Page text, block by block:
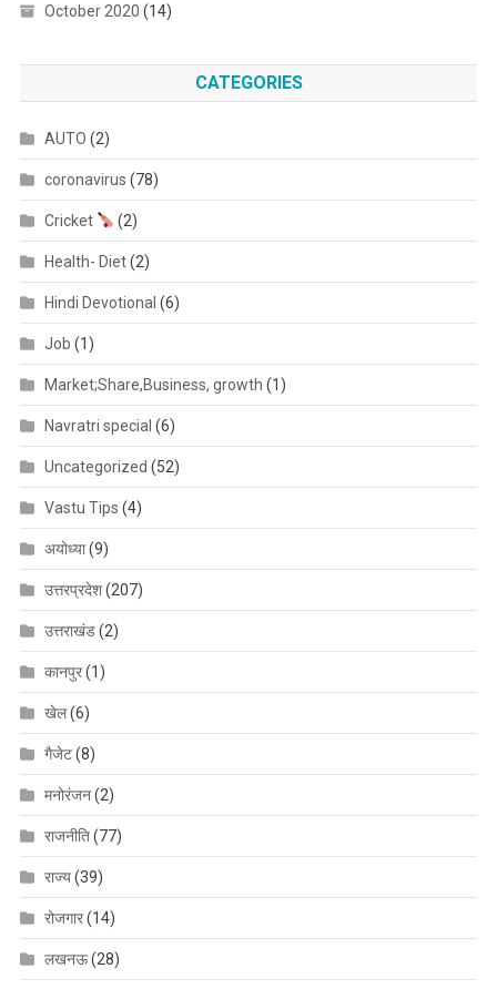
October 2020 (14)
CATEGORIES
AUTO (2)
coronavirus (78)
Cricket (2)
Health- Diet(2)
Hindi Devotional (6)
Job (1)
Market;Share,Business, growth (1)
Navratri special (6)
Uncategorized (52)
Vastu Tips (4)
अयोध्या(9)
उत्तरप्रदेश(207)
उत्तराखंड(2)
कानपुर(1)
खेल(6)
गैजेट(8)
मनोरंजन(2)
राजनीति(77)
राज्य(39)
रोजगार(14)
लखनऊ(28)